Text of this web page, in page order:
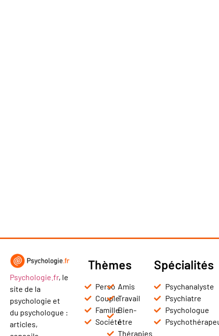
Psychologie.fr, le
site de la
psychologie et
du psychologue :
articles,
Thèmes
Perso
Couple
Famille
Société
Amis
Travail
Bien-
être
Thérapies
Spécialités
Psychanalyste
Psychiatre
Psychologue